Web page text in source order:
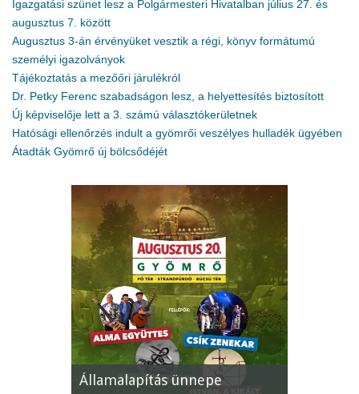
Igazgatási szünet lesz a Polgármesteri Hivatalban július 27. és
augusztus 7. között
Augusztus 3-án érvényüket vesztik a régi, könyv formátumú
személyi igazolványok
Tájékoztatás a mezőőri járulékról
Dr. Petky Ferenc szabadságon lesz, a helyettesítés biztosított
Új képviselője lett a 3. számú választókerületnek
Hatósági ellenőrzés indult a gyömrői veszélyes hulladék ügyében
Átadták Gyömrő új bölcsődéjét
Államalapítás ünnepe